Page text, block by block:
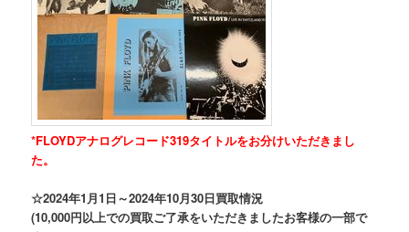
*FLOYDアナログレコード319タイトルをお分けいただきまし
た。
☆2024年1月1日～2024年10月30日買取情況
(10,000円以上での買取ご了承をいただきましたお客様の一部で